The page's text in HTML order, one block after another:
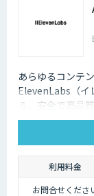
あらゆるコンテ
ElevenLabs（イ
る、安全で高品
の技術で自然な
グ機能も、悪用
利用料金
お問合せくださ